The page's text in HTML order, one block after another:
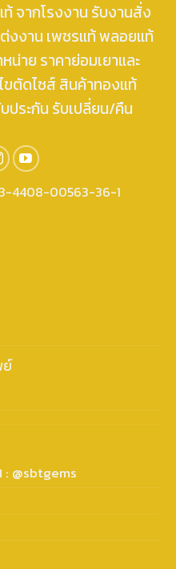
จากโรงงาน รับงานสั่ง
งงาน เพชรแท้ พลอยแท้
าย ราคาย่อมเยาและ
ตัดไซส์ สินค้าทองแท้
ประกัน รับเปลี่ยน/คืน
3-4408-00563-36-1
ย์
@sbtgems